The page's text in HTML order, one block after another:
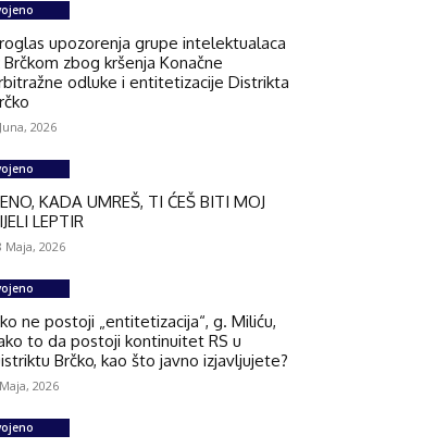
upozorenja grupe intelektualaca
Brčkom zbog kršenja Konačne
odluke i entitetizacije Distrikta
2026
KADA UMREŠ, TI ĆEŠ BITI MOJ
LEPTIR
Maja, 2026
ne postoji „entitetizacija“, g. Miliću,
to da postoji kontinuitet RS u
Brčko, kao što javno izjavljujete?
2026